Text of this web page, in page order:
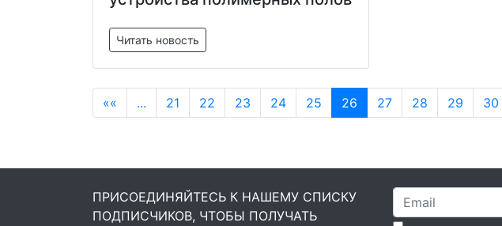
Читать новость
«« ... 21 22 23 24 25 26 27 28 29 30
ПРИСОЕДИНЯЙТЕСЬ К НАШЕМУ СПИСКУ
ПОДПИСЧИКОВ, ЧТОБЫ ПОЛУЧАТЬ